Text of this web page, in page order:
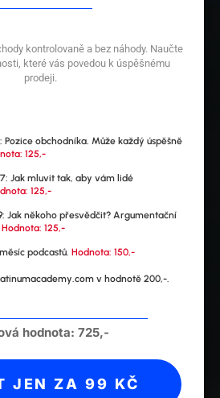
kontrolovaně a bez náhody. Naučte
které vás povedou k úspěšnému
prodeji.
Pozice obchodníka. Může každý úspěšně
125,-
Jak mluvit tak, aby vám lidé
125,-
Jak někoho přesvědčit? Argumentační
Hodnota: 125,-
podcastů. Hodnota: 150,-
v hodnotě 200,-.
hodnota: 725,-
JEN ZA 99 KČ